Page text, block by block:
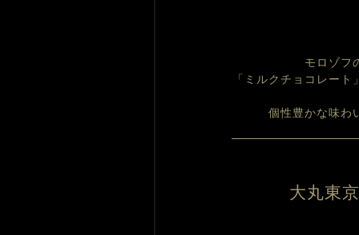
モロゾフ
「ミルクチョコレー
個性豊かな味わ
大丸東